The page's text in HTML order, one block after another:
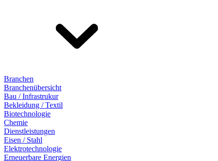
Branchen
Branchenübersicht
Bau / Infrastrukur
Bekleidung / Textil
Biotechnologie
Chemie
Dienstleistungen
Eisen / Stahl
Elektrotechnologie
Erneuerbare Energien